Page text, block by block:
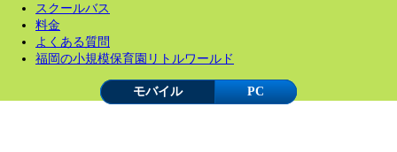
スクールバス
料金
よくある質問
福岡の小規模保育園リトルワールド
モバイル PC